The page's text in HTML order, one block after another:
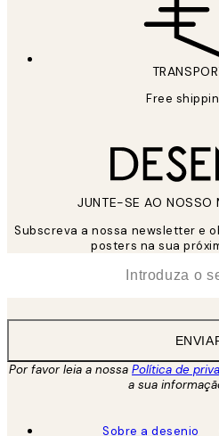
Free
JUNTE-SE AO NOSSO
Subscreva a nossa newsletter e
posters na sua
Por favor leia a nossa Política de
a sua
Sobre a desenio